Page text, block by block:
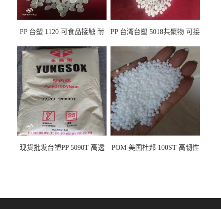
PP 台塑 1120 可食品接触 耐
PP 台湾台塑 5018共聚物 可接
现货批发台塑PP 5090T 高透
POM 美国杜邦 100ST 高韧性